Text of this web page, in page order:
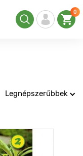
0
Legnépszerűbbek